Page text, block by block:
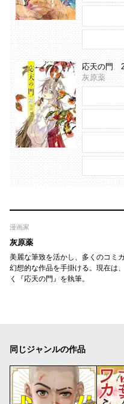
応天の門
灰原薬
漫画家
灰原薬
美麗な筆致を活かし、多くのコミ
幻想的な作品を手掛ける。現在は
く『応天の門』を執筆。
同じジャンルの作品